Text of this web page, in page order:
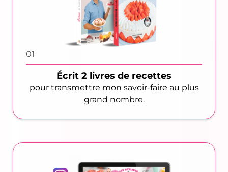
01
Écrit 2 livres de recettes
pour transmettre mon savoir-faire au plus
grand nombre.